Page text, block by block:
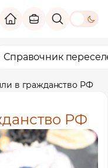
theme
Справочник
в гражданство РФ
РФ